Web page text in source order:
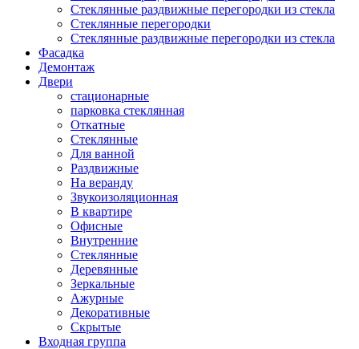
Стеклянные раздвижные перегородки из стекла
Стеклянные перегородки
Стеклянные раздвижные перегородки из стекла
Фасадка
Демонтаж
Двери
стационарные
парковка стеклянная
Откатные
Стеклянные
Для ванной
Раздвижные
На веранду
Звукоизоляционная
В квартире
Офисные
Внутренние
Стеклянные
Деревянные
Зеркальные
Ажурные
Декоративные
Скрытые
Входная группа